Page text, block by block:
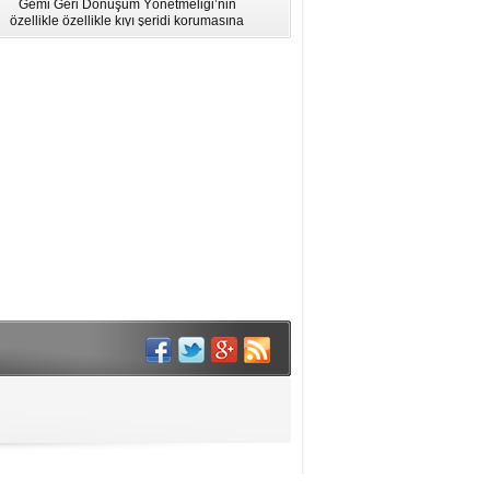
Gemi Geri Dönüşüm Yönetmeliği’nin
özellikle özellikle kıyı şeridi korumasına
ilişkin hükümlere uymadığı için AB